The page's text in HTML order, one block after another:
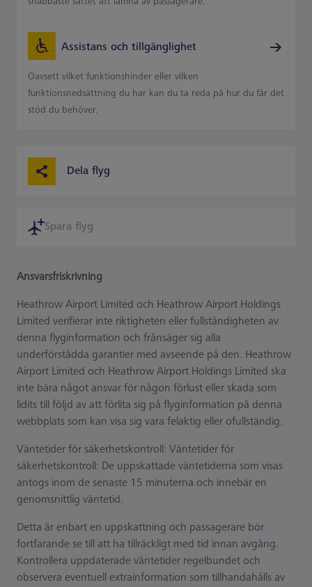
Assistans och tillgänglighet
Oavsett vilket funktionshinder eller vilken
funktionsnedsättning du har kan du ta reda på hur du får det
stöd du behöver.
Dela flyg
Spara flyg
Ansvarsfriskrivning
Heathrow Airport Limited och Heathrow Airport Holdings
Limited verifierar inte riktigheten eller fullständigheten av
denna flyginformation och frånsäger sig alla
underförstådda garantier med avseende på den. Heathrow
Airport Limited och Heathrow Airport Holdings Limited ska
inte bära något ansvar för någon förlust eller skada som
lidits till följd av att förlita sig på flyginformation på denna
webbplats som kan visa sig vara felaktig eller ofullständig.
Väntetider för säkerhetskontroll: Väntetider för
säkerhetskontroll: De uppskattade väntetiderna som visas
antogs inom de senaste 15 minuterna och innebär en
genomsnittlig väntetid.
Detta är enbart en uppskattning och passagerare bör
fortfarande se till att ha tillräckligt med tid innan avgång.
Kontrollera uppdaterade väntetider regelbundet och
observera eventuell extrainformation som tillhandahålls av